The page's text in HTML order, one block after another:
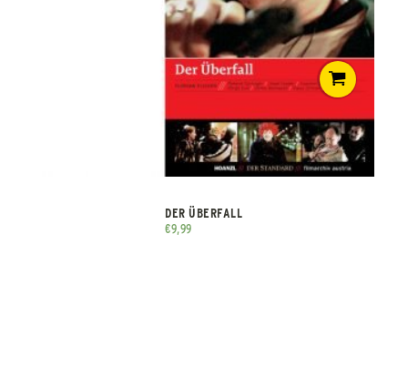
DER ÜBERFALL
€9,99